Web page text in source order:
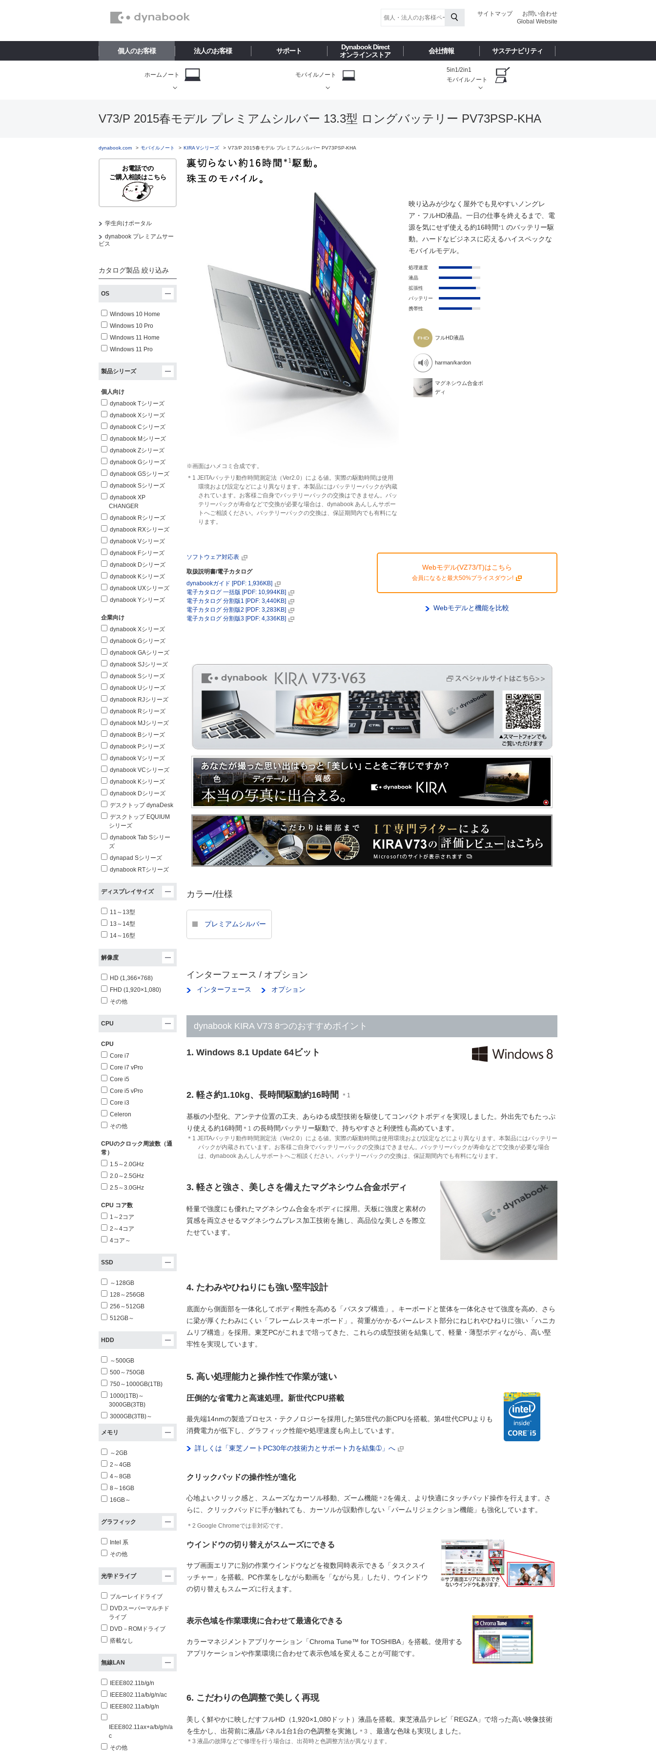
お問い合わせ
サイトマップ
Global Website
個人のお客様 法人のお客様 サポート
Dynabook Direct
オンラインストア
会社情報 サステナビリティ
ホームノート モバイルノート
5in1/2in1
モバイルノート
V73/P 2015春モデル プレミアムシルバー 13.3型 ロングバッテリー PV73PSP-KHA
dynabook.com モバイルノート KIRA Vシリーズ V73/P 2015春モデル プレミアムシルバー PV73PSP-KHA
お電話での
ご購入相談はこちら
学生向けポータル
dynabook プレミアムサー
ビス
カタログ製品 絞り込み
OS
Windows 10 Home
Windows 10 Pro
Windows 11 Home
Windows 11 Pro
製品シリーズ
個人向け
dynabook Tシリーズ
dynabook Xシリーズ
dynabook Cシリーズ
dynabook Mシリーズ
dynabook Zシリーズ
dynabook Gシリーズ
dynabook GSシリーズ
dynabook Sシリーズ
dynabook XP
CHANGER
dynabook Rシリーズ
dynabook RXシリーズ
dynabook Vシリーズ
dynabook Fシリーズ
dynabook Dシリーズ
dynabook Kシリーズ
dynabook UXシリーズ
dynabook Yシリーズ
企業向け
dynabook Xシリーズ
dynabook Gシリーズ
dynabook GAシリーズ
dynabook SJシリーズ
dynabook Sシリーズ
dynabook Uシリーズ
dynabook RJシリーズ
dynabook Rシリーズ
dynabook MJシリーズ
dynabook Bシリーズ
dynabook Pシリーズ
dynabook Vシリーズ
dynabook VCシリーズ
dynabook Kシリーズ
dynabook Dシリーズ
デスクトップ dynaDesk
デスクトップ EQUIUM
シリーズ
dynabook Tab Sシリー
ズ
dynapad Sシリーズ
dynabook RTシリーズ
ディスプレイサイズ
11～13型
13～14型
14～16型
解像度
HD (1,366×768)
FHD (1,920×1,080)
その他
CPU
CPU
Core i7
Core i7 vPro
Core i5
Core i5 vPro
Core i3
Celeron
その他
CPUのクロック周波数（通
常）
1.5～2.0GHz
2.0～2.5GHz
2.5～3.0GHz
CPU コア数
1～2コア
2～4コア
4コア～
SSD
～128GB
128～256GB
256～512GB
512GB～
HDD
～500GB
500～750GB
750～1000GB(1TB)
1000(1TB)～
3000GB(3TB)
3000GB(3TB)～
メモリ
～2GB
2～4GB
4～8GB
8～16GB
16GB～
グラフィック
Intel 系
その他
光学ドライブ
ブルーレイドライブ
DVDスーパーマルチド
ライブ
DVD－ROMドライブ
搭載なし
無線LAN
IEEE802.11b/g/n
IEEE802.11a/b/g/n/ac
IEEE802.11a/b/g/n
IEEE802.11ax+a/b/g/n/a
c
その他
※画面はハメコミ合成です。
＊1 JEITAバッテリ動作時間測定法（Ver2.0）による値。実際の駆動時間は使用
環境および設定などにより異なります。本製品にはバッテリーパックが内蔵
されています。お客様ご自身でバッテリーパックの交換はできません。バッ
テリーパックが寿命などで交換が必要な場合は、dynabook あんしんサポー
トへご相談ください。バッテリーパックの交換は、保証期間内でも有料にな
ります。
映り込みが少なく屋外でも見やすいノングレ
ア・フルHD液晶。一日の仕事を終えるまで、電
源を気にせず使える約16時間*1 のバッテリー駆
動。ハードなビジネスに応えるハイスペックな
モバイルモデル。
処理速度
液晶
拡張性
バッテリー
携帯性
フルHD液晶
harman/kardon
マグネシウム合金ボ
ディ
ソフトウェア対応表
取扱説明書/電子カタログ
dynabookガイド [PDF: 1,936KB]
電子カタログ 一括版 [PDF: 10,994KB]
電子カタログ 分割版1 [PDF: 3,440KB]
電子カタログ 分割版2 [PDF: 3,283KB]
電子カタログ 分割版3 [PDF: 4,336KB]
Webモデル(VZ73/T)はこちら
会員になると最大50%プライスダウン!
Webモデルと機能を比較
カラー/仕様
プレミアムシルバー
インターフェース / オプション
インターフェース オプション
dynabook KIRA V73 8つのおすすめポイント
1. Windows 8.1 Update 64ビット
2. 軽さ約1.10kg、長時間駆動約16時間 ＊1
基板の小型化、アンテナ位置の工夫、あらゆる成型技術を駆使してコンパクトボディを実現しました。外出先でもたっぷ
り使える約16時間 ＊1 の長時間バッテリー駆動で、持ちやすさと利便性も高めています。
＊1 JEITAバッテリ動作時間測定法（Ver2.0）による値。実際の駆動時間は使用環境および設定などにより異なります。本製品にはバッテリー
パックが内蔵されています。お客様ご自身でバッテリーパックの交換はできません。バッテリーパックが寿命などで交換が必要な場合
は、dynabook あんしんサポートへご相談ください。バッテリーパックの交換は、保証期間内でも有料になります。
3. 軽さと強さ、美しさを備えたマグネシウム合金ボディ
軽量で強度にも優れたマグネシウム合金をボディに採用。天板に強度と素材の
質感を両立させるマグネシウムプレス加工技術を施し、高品位な美しさを際立
たせています。
4. たわみやひねりにも強い堅牢設計
底面から側面部を一体化してボディ剛性を高める「バスタブ構造」。キーボードと筐体を一体化させて強度を高め、さら
に梁が厚くたわみにくい「フレームレスキーボード」。荷重がかかるパームレスト部分にねじれやひねりに強い「ハニカ
ムリブ構造」を採用。東芝PCがこれまで培ってきた、これらの成型技術を結集して、軽量・薄型ボディながら、高い堅
牢性を実現しています。
5. 高い処理能力と操作性で作業が速い
圧倒的な省電力と高速処理。新世代CPU搭載
最先端14nmの製造プロセス・テクノロジーを採用した第5世代の新CPUを搭載。第4世代CPUよりも
消費電力が低下し、グラフィック性能や処理速度も向上しています。
詳しくは「東芝ノートPC30年の技術力とサポート力を結集➀」へ
クリックパッドの操作性が進化
心地よいクリック感と、スムーズなカーソル移動、ズーム機能 ＊2を備え、より快適にタッチパッド操作を行えます。さ
らに、クリックパッドに手が触れても、カーソルが誤動作しない「パームリジェクション機能」も強化しています。
＊2 Google Chromeでは非対応です。
ウインドウの切り替えがスムーズにできる
サブ画面エリアに別の作業ウインドウなどを複数同時表示できる「タスクスイ
ッチャー」を搭載。PC作業をしながら動画を「ながら見」したり、ウインドウ
の切り替えもスムーズに行えます。
表示色域を作業環境に合わせて最適化できる
カラーマネジメントアプリケーション「Chroma Tune™ for TOSHIBA」を搭載。使用する
アプリケーションや作業環境に合わせて表示色域を変えることが可能です。
6. こだわりの色調整で美しく再現
美しく鮮やかに映しだすフルHD（1,920×1,080ドット）液晶を搭載。東芝液晶テレビ「REGZA」で培った高い映像技術
を生かし、出荷前に液晶パネル1台1台の色調整を実施し ＊3 、最適な色味も実現しました。
＊3 液晶の故障などで修理を行う場合は、出荷時と色調整方法が異なります。